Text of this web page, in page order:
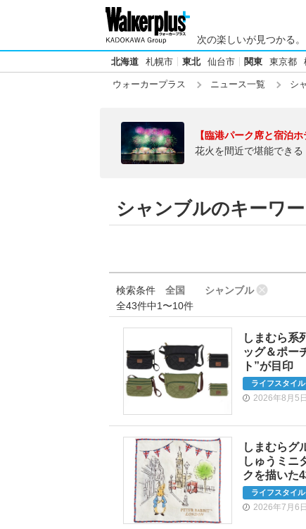
次の楽しいが見つかる。
北海道 札幌市 東北 仙台市 関東 東京都
ウォーカープラス ニュース一覧 シ
【臨港パーク席と宿泊ホ
花火を間近で堪能でき
シャンブルのキーワ
検索条件 全国
シャンブル
全43件中1〜10件
しまむら系
ッグ＆ポー
ト”が目印
ライフスタイル
2026年8月5日
しまむらグ
しゅうミニ
クを描いた
ライフスタイル
2026年7月6日